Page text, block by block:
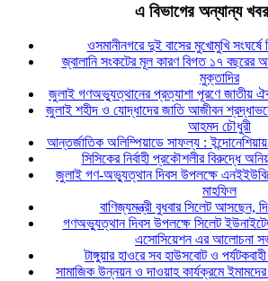
এ বিভাগের অন্যান্য খবর
ওসমানীনগরে দুই বাসের মুখোমুখি
জ্বালানি সংকটের মূল কারণ বিগত ১৭ বছরের
মুক্তাদির
জুলাই গণঅভ্যুত্থানের প্রত্যাশা পূরণে জাতীয়
জুলাই শহীদ ও যোদ্ধাদের জাতি আজীবন
আহমদ চৌধুরী
আন্তর্জাতিক অলিম্পিয়াডে সাফল্য :
সিসিকের নির্বাহী প্রকৌশলীর বিরুদ্ধে
জুলাই গণ-অভ্যুত্থান দিবস উপলক্ষে
মাহফিল
বাণিজ্যমন্ত্রী বুধবার সিলেট আসছেন,
গণঅভ্যুত্থান দিবস উপলক্ষে সিলেট
এসোসিয়েশন এর আলোচনা
টাঙ্গুয়ার হাওরে সব হাউসবোট ও
সামাজিক উন্নয়ন ও দাওয়াহ কার্যক্রমে